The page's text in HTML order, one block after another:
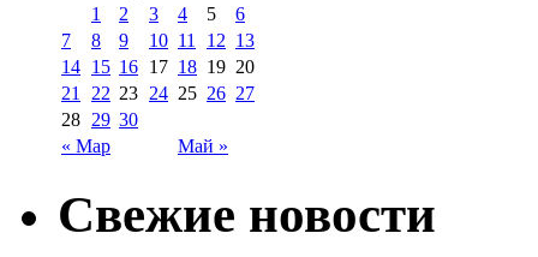
« Мар Май »
1 2 3 4 5
6
7
8 9 10 11 12 13
14 15 16 17 18 19 20
21
22 23 24 25 26 27
28 29 30
Свежие новости